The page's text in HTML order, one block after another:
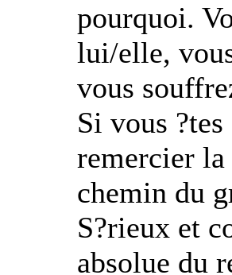
pourquoi.
lui/elle,
vous
Si vous
remercier
chemin du
S?rieux et
absolue du